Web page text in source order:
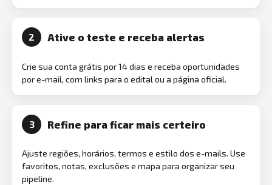
2 Ative o teste e receba alertas
Crie sua conta grátis por 14 dias e receba oportunidades
por e-mail, com links para o edital ou a página oficial.
3 Refine para ficar mais certeiro
Ajuste regiões, horários, termos e estilo dos e-mails. Use
favoritos, notas, exclusões e mapa para organizar seu
pipeline.